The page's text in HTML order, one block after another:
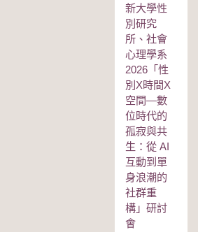
新大學性
別研究
所、社會
心理學系
2026「性
別Χ時間Χ
空間—數
位時代的
孤寂與共
生：從 AI
互動到單
身浪潮的
社群重
構」研討
會